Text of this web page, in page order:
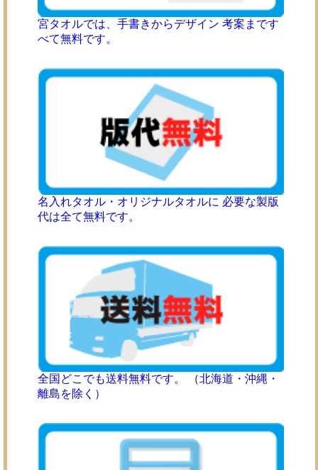
宮タオルでは、手書きからデザイン 考案まです
べて無料です。
名入れタオル・オリジナルタオルに 必要な製版
代は全て無料です。
全国どこでも送料無料です。 （北海道・沖縄・
離島を除く）